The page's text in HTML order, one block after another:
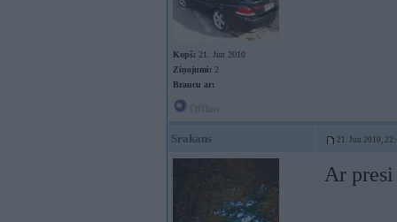
Kopš: 21. Jun 2010
Ziņojumi: 2
Braucu ar:
Srakans 21. Jun 2010,
Ar